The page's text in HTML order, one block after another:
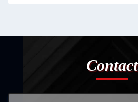
Contact